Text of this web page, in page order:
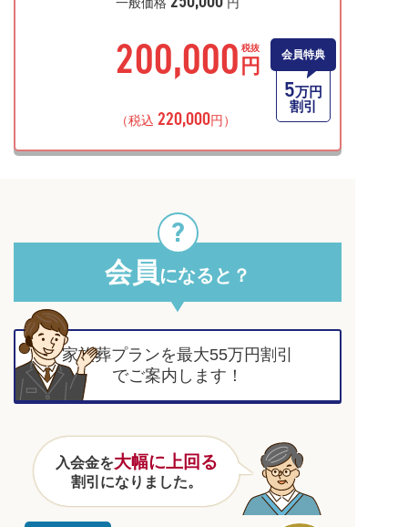
一般価格 円
税抜
200,000 円
（税込 220,000円）
会員特典
5万円
割引
会員 になると？
家族葬プランを最大55万円割引
でご案内します！
入会金を大幅に上回る
割引になりました。